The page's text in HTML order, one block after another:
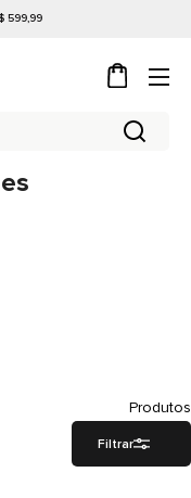
599,99
Produtos
Filtrar